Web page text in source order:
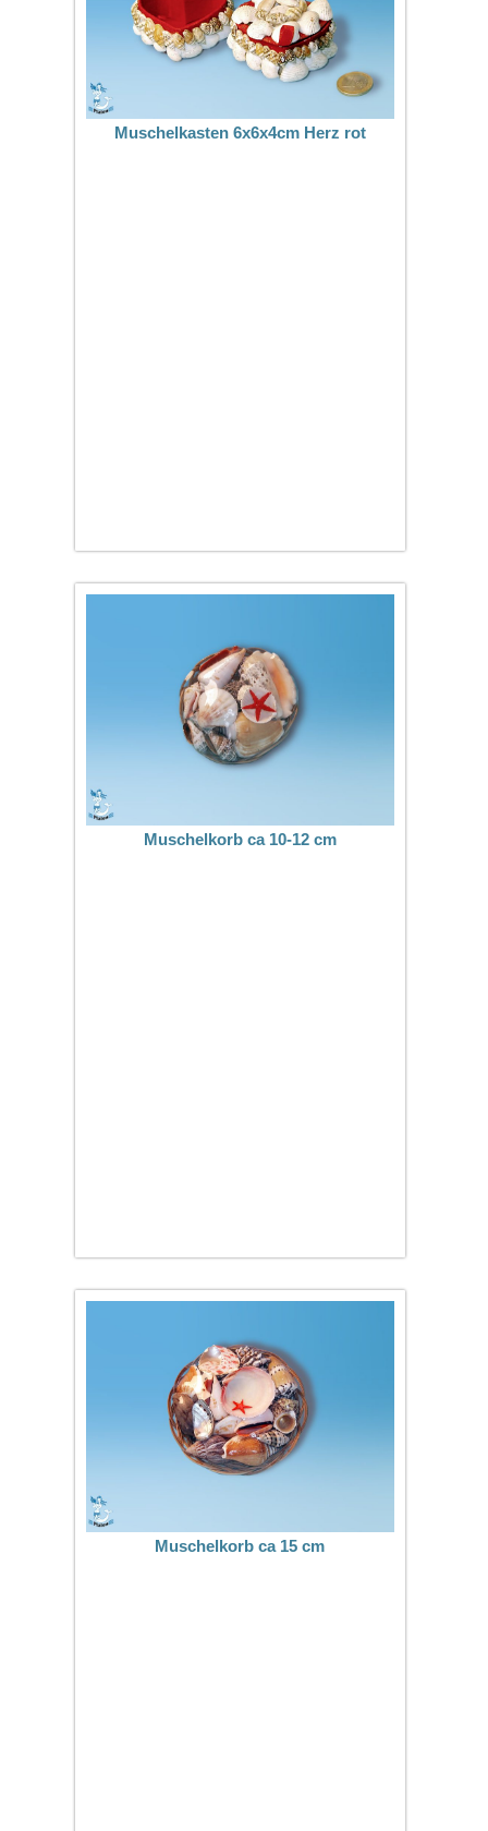
Muschelkasten 6x6x4cm Herz rot
Muschelkorb ca 10-12 cm
Muschelkorb ca 15 cm